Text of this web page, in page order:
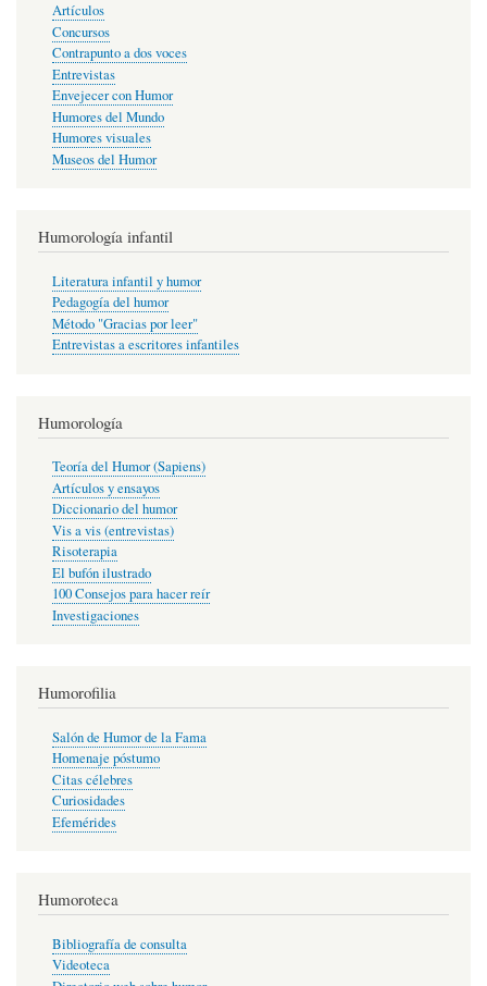
Artículos
Concursos
Contrapunto a dos voces
Entrevistas
Envejecer con Humor
Humores del Mundo
Humores visuales
Museos del Humor
Humorología infantil
Literatura infantil y humor
Pedagogía del humor
Método "Gracias por leer"
Entrevistas a escritores infantiles
Humorología
Teoría del Humor (Sapiens)
Artículos y ensayos
Diccionario del humor
Vis a vis (entrevistas)
Risoterapia
El bufón ilustrado
100 Consejos para hacer reír
Investigaciones
Humorofilia
Salón de Humor de la Fama
Homenaje póstumo
Citas célebres
Curiosidades
Efemérides
Humoroteca
Bibliografía de consulta
Videoteca